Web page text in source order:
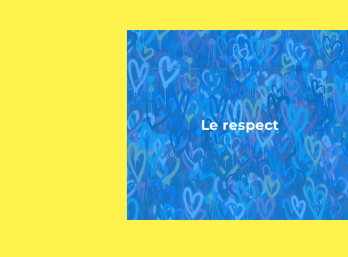
Le respect